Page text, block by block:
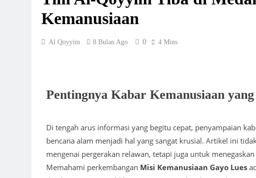
RUMAH PENSIUNAN
3 Minggu Ago
3 Minggu Ago
ZAKAT PRODUKTIF
Kemanusiaan
Al Qoyyim 8 Bulan Ago 0 4 Mins
Pentingnya Kabar Kemanusiaan
Di tengah arus informasi yang begitu cepat, penyampaian
bencana alam menjadi hal yang sangat krusial. Artikel ini
mengenai pergerakan relawan, tetapi juga untuk
Memahami perkembangan Misi Kemanusiaan Gayo Lues